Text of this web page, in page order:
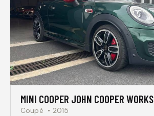
MINI COOPER JOHN COOPER WORKS
Coupé 2015